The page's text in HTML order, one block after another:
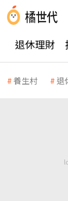
退休理財
養生村 退